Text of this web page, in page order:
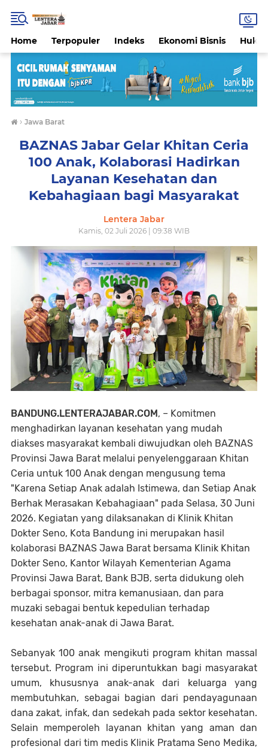
Home Terpopuler Indeks Ekonomi Bisnis
› Jawa Barat
BAZNAS Jabar Gelar Khitan Ceria
100 Anak, Kolaborasi Hadirkan
Layanan Kesehatan dan
Kebahagiaan bagi Masyarakat
Lentera Jabar
Kamis, 02 Juli 2026 | 09:38 WIB
BANDUNG.LENTERAJABAR.COM, – Komitmen
menghadirkan layanan kesehatan yang mudah
diakses masyarakat kembali diwujudkan oleh BAZNAS
Provinsi Jawa Barat melalui penyelenggaraan Khitan
Ceria untuk 100 Anak dengan mengusung tema
"Karena Setiap Anak adalah Istimewa, dan Setiap Anak
Berhak Merasakan Kebahagiaan" pada Selasa, 30 Juni
2026. Kegiatan yang dilaksanakan di Klinik Khitan
Dokter Seno, Kota Bandung ini merupakan hasil
kolaborasi BAZNAS Jawa Barat bersama Klinik Khitan
Dokter Seno, Kantor Wilayah Kementerian Agama
Provinsi Jawa Barat, Bank BJB, serta didukung oleh
berbagai sponsor, mitra kemanusiaan, dan para
muzaki sebagai bentuk kepedulian terhadap
kesehatan anak-anak di Jawa Barat.
Sebanyak 100 anak mengikuti program khitan massal
tersebut. Program ini diperuntukkan bagi masyarakat
umum, khususnya anak-anak dari keluarga yang
membutuhkan, sebagai bagian dari pendayagunaan
dana zakat, infak, dan sedekah pada sektor kesehatan.
Selain memperoleh layanan khitan yang aman dan
profesional dari tim medis Klinik Pratama Seno Medika,